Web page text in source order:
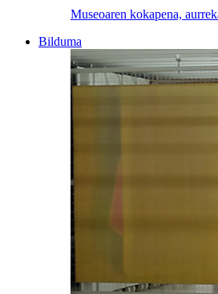
Museoaren kokapena,
Bilduma